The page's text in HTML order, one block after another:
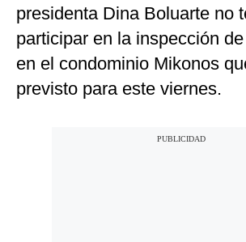
presidenta Dina Boluarte no
participar en la inspección
en el condominio Mikonos
previsto para este viernes.